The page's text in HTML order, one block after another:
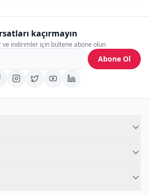
kaçırmayın
ve indirimler için bültene abone olun
Abone Ol